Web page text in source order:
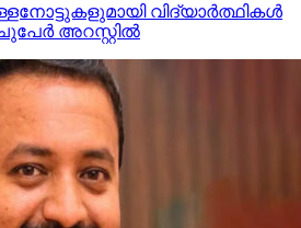
വിദ്യാര്‍ത്ഥികള്‍
അറസ്റ്റില്‍